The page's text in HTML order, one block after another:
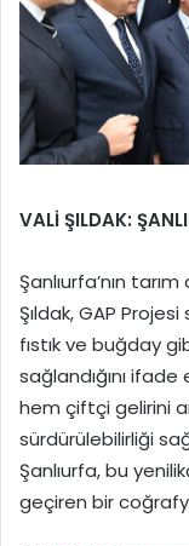
VALİ ŞILDAK:
Şanlıurfa’nın
Şıldak, GAP
fıstık ve buğday
sağlandığını ifade
hem çiftçi gelirini
sürdürülebilirliği
Şanlıurfa, bu
geçiren bir